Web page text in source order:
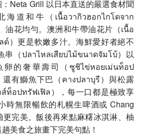
Neta Grill 以日本直送的嚴選食材聞
道和牛（เนื้อวากิวฮอกไกโดจาก
花均勻。澳洲和牛帶油花片（เนื้อ
ด์）更是軟嫩多汁。海鮮愛好者絕不
串（ปลาไหลเสียบไม้ขนาดจัมโบ้）以
卵的奢華壽司（ซูชิไข่หอยเม่นท็อป
有鰤魚下巴（คางปลาบุรี）與松露
ท็อปทรัฟเฟิล），每一口都是極致享
時無限暢飲的札幌生啤酒或 Chang
完美。飯後再來點麻糬冰淇淋、柚
美食之旅畫下完美句點！